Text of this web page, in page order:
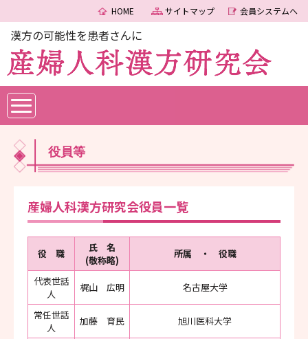
漢方の可能性を患者さんに
HOME サイトマップ 会員システムへ
役員等
産婦人科漢方研究会役員一覧
役 職
氏 名
(敬称略)
所属 ・ 役職
代表世話
人
梶山 広明 名古屋大学
常任世話
人
加藤 育民 旭川医科大学